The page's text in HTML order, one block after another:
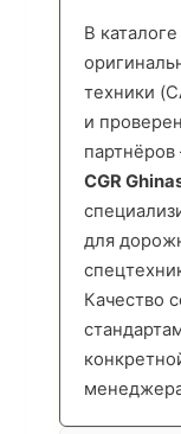
В
техники
и
CGR
для
Качество